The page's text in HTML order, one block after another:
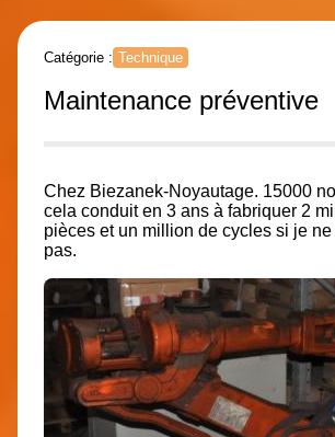
Catégorie : Technique
Maintenance préventive
Chez Biezanek-Noyautage. 15000
cela conduit en 3 ans à fabriquer 2
pièces et un million de cycles si je
pas.